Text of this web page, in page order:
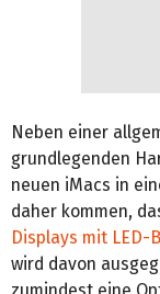
Neben einer
grundlegenden
neuen iMacs in
daher kommen,
Displays mit LED-
wird davon